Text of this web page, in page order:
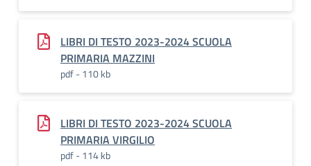
LIBRI DI TESTO 2023-2024 SCUOLA
PRIMARIA MAZZINI
pdf - 110 kb
LIBRI DI TESTO 2023-2024 SCUOLA
PRIMARIA VIRGILIO
pdf - 114 kb